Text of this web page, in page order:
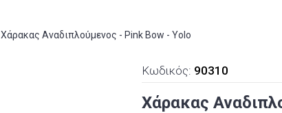
Χάρακας Αναδιπλούμενος - Pink Bow - Yolo
Κωδικός: 90310
Χάρακας